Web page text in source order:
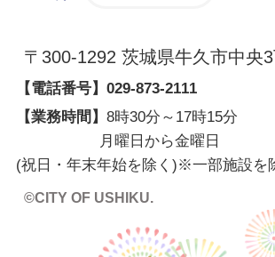
〒300-1292 茨城県牛久市中央
【電話番号】 029-873-2111
【業務時間】 8時30分～17時15分
月曜日から金曜日
(祝日・年末年始を除く)※一部施設を
©CITY OF USHIKU.